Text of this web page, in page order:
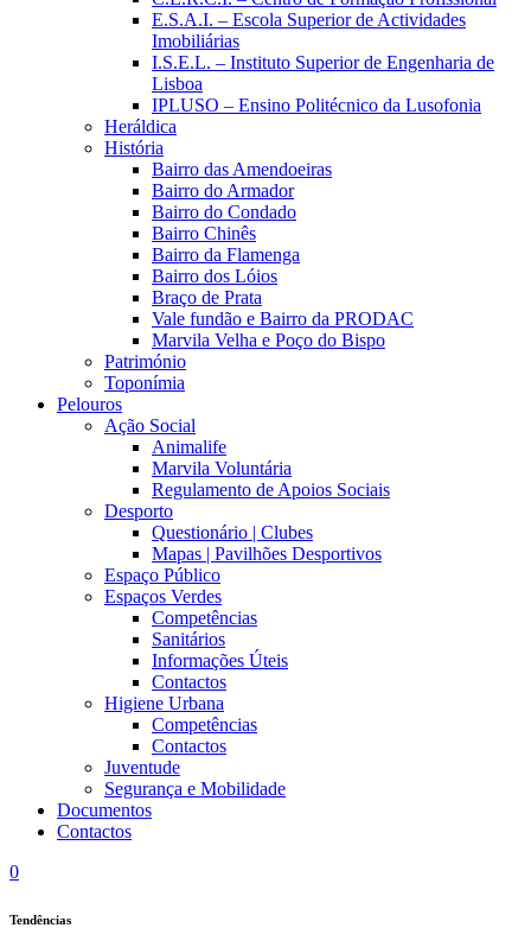
E.S.A.I. – Escola Superior de Actividades
Imobiliárias
I.S.E.L. – Instituto Superior de Engenharia de
Lisboa
IPLUSO – Ensino Politécnico da Lusofonia
Heráldica
História
Bairro das Amendoeiras
Bairro do Armador
Bairro do Condado
Bairro Chinês
Bairro da Flamenga
Bairro dos Lóios
Braço de Prata
Vale fundão e Bairro da PRODAC
Marvila Velha e Poço do Bispo
Património
Toponímia
Pelouros
Ação Social
Animalife
Marvila Voluntária
Regulamento de Apoios Sociais
Desporto
Questionário | Clubes
Mapas | Pavilhões Desportivos
Espaço Público
Espaços Verdes
Competências
Sanitários
Informações Úteis
Contactos
Higiene Urbana
Competências
Contactos
Juventude
Segurança e Mobilidade
Documentos
Contactos
0
Tendências